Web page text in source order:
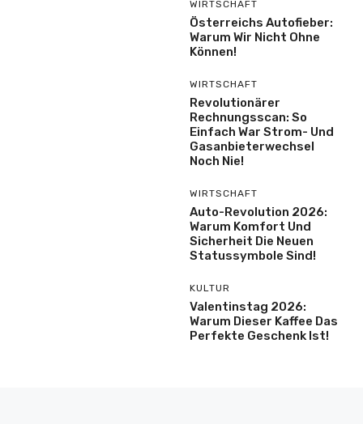
WIRTSCHAFT
Österreichs Autofieber:
Warum Wir Nicht Ohne
Können!
WIRTSCHAFT
Revolutionärer
Rechnungsscan: So
Einfach War Strom- Und
Gasanbieterwechsel
Noch Nie!
WIRTSCHAFT
Auto-Revolution 2026:
Warum Komfort Und
Sicherheit Die Neuen
Statussymbole Sind!
KULTUR
Valentinstag 2026:
Warum Dieser Kaffee Das
Perfekte Geschenk Ist!